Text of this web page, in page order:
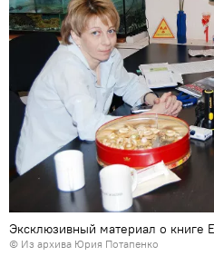
Эксклюзивный материал о книге
© Из архива Юрия Потапенко